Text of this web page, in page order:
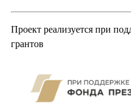
Проект реализуется при
грантов